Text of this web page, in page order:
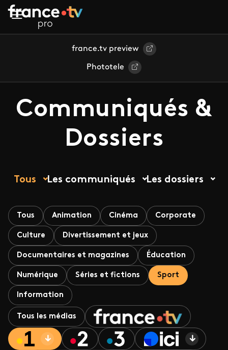
Aller au contenu principal
france.tv preview
Phototele
Communiqués &
Dossiers
Tous Les communiqués Les dossiers
Tous Animation Cinéma Corporate
Culture Divertissement et jeux
Documentaires et magazines Éducation
Numérique Séries et fictions Sport
Information
Tous les médias